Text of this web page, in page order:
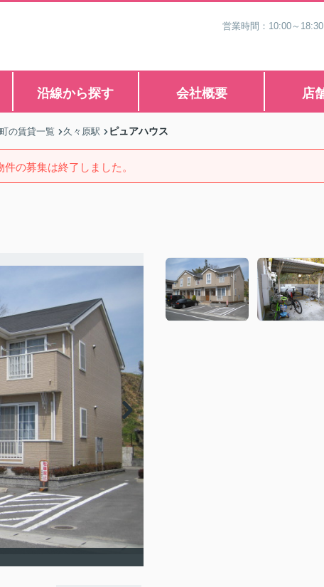
営業時間：10:00～
沿線から探す 会社概要 店
の賃貸一覧 久々原駅 ピュアハウス
件の募集は終了しました。